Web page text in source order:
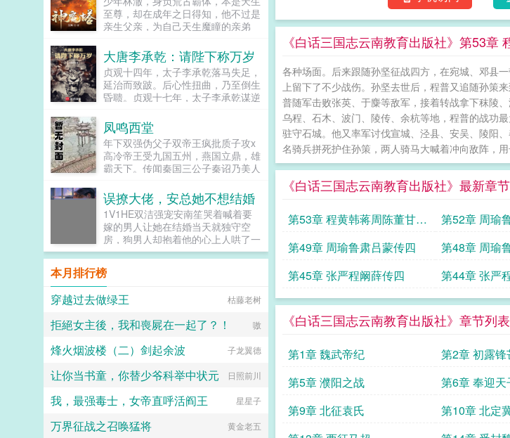
《白话三国志云南教育出版社》第53章
各种场面。后来跟随孙坚征战四方，在宛城、邓县
上留下了不少战伤。孙坚去世后，程普又追随孙策
普随军击败张英、于麋等敌军，接着转战拿下秣陵
乌程、石木、波门、陵传、余杭等地，程普的战功
驻守石城。他又率军讨伐宣城、泾县、安吴、陵阳
名骑兵拼死护住孙策，两人骑马大喊着冲向敌阵，
《白话三国志云南教育出版社》最新章节
第53章 程黄韩蒋周陈董甘凌
徐潘丁传一
第52章 周瑜
第49章 周瑜鲁肃吕蒙传四
第48章 周瑜
第45章 张严程阚薛传四
第44章 张严
《白话三国志云南教育出版社》章节列表
第1章 魏武帝纪 第2章 初露锋
第5章 濮阳之战
第6章 奉迎天
第9章 北征袁氏
第10章 北定
对于举报成功者，我们颁五金币以资
嘉奖。于是第二天，秩序局门口多出
先生，我实名举报我自己，申请批
准！怎么又是你！你非得每天来这里
自打卡一次吗！！？...
她眼里的痨病鬼，口念星罗棋布，苍
天如圆盖，陆地似棋局，排兵布阵，
信手拈来！这TM都不能算不科学
了！而她主公，北郡大旱，您要不哭
一哭？沈棠主公，南州洪涝，您要不
多笑笑？沈棠看着被她干掉的十大碗
米饭，比脸干净的口袋，以及一群嗷
民，疑似饭桶转世真灵魂画手的村长
沈棠，不得不放弃心爱的画笔，被迫
走上应聘诸侯之路。PS已完结种田
争霸文女帝直播攻略，休闲慢穿大佬
文大佬退休之后。...
至尊，却在成年之日得知，他不过是
亲生父亲，为自己天生魔瞳的亲弟
女所生，出身卑微，就被视作可牺牲
的弃子！不就是一块骨，我林澈今
天，削骨还父，自此以后，与你林玄
奇，再无瓜葛！自此，林澈削骨还
父，觉醒太古混沌体，斗圣子，战诸
有一座神魔塔，可镇天地日月星！...
大唐李承乾：请陛下称万岁
贞观十四年，太子李承乾落马失足，
延治而致跛。后心性扭曲，乃至倒生
昏聩。贞观十七年，太子李承乾谋逆
放黔州。贞观十八年，卒于黔州。黑
暗中，李承乾缓缓的睁开了眼睛。一
个来自未来千余年后夺舍失败的灵
魂，不仅将他带回到贞观十四年落马
失足之后，还带给了他未来一千多年
将腿伤治好，还要将所有原本该属于
自己的一切全都夺回来。承乾，你在
做什么？请陛下称万岁！来人，送太
上皇入武德殿！武德，高祖皇帝李渊
唯一年号。...
凤鸣西堂
年下双强伪父子双帝王疯批质子攻x
高冷帝王受九国五州，燕国立鼎，雄
霸天下。传闻秦国三公子秦诏乃美人
心，便将他送去燕国作质子。几渡春
秋，万里霜寒。秦诏乖顺，颇得燕王
宠溺，于及冠年放他归去。哪知三个
月后，他竟扫平障碍，弑父即位。自
此后狼子野心，昭然若揭三载风云变
幻，他荡平七国，强灭五州，将河山
归化为一，却将精兵对准燕国。强破
宫门之日，未杀一名俘虏，未夺半只
鸡犬。燕王端坐，临视睥睨，不怒而
自威。二人对上视线，促狭中带着几
分挑衅，金阶玉殿便生了寒。那凤目
微眯，仍循着旧日称呼，质问声凛
冽，吾儿，如今可要杀了寡人？秦诏
俯身，骤然折膝跪了下去往日隐忍换
作桀骜，锋锐眉眼经年淬炼，越发显
得狠厉，但唇角柔情却化作了一抹
笑，未免舍不得。哦？宫城十里，凤
冠霞帔，金银珠玉贯满箱，另有玺印
一枚，权作信礼。儿臣秦诏笑的璀
璨，忽又改了口，朕，是来迎娶您回
误撩大佬，安总她不想结婚
1V1HE双洁强宠安南笙哭着喊着要
嫁的男人让她在结婚当天就独守空
房，狗男人却抱着他的心上人哄了一
天一夜。虽然是自己求来的结果，但
安南笙不打算把日子跪着过下去。该
离就离。她自己本身就是豪门，一心
一意的良人不好找，美男还不是一抓
一大把？恢复单身的安南笙立志要喝
小手，转头她自己就被人吃干抹净。
给你，不负责行不行？...
本月排行榜
穿越过去做绿王
枯藤老树
拒絕女主後，我和喪屍在一起了？！ 嗷
烽火烟波楼（二）剑起余波 子龙翼德
让你当书童，你替少爷科举中状元 日照前川
我，最强毒士，女帝直呼活阎王 星星子
万界征战之召唤猛将 黄金老五